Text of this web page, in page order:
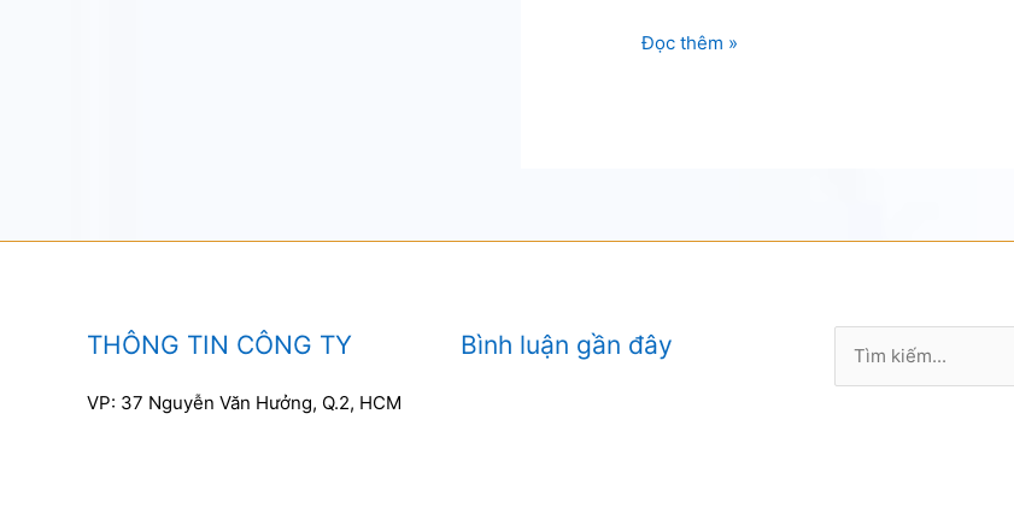
Thay
Kiệt
Đọc thêm »
THÔNG TIN CÔNG TY
VP: 37 Nguyễn Văn Hưởng, Q.2, HCM
Bình luận gần đây
kiếm: